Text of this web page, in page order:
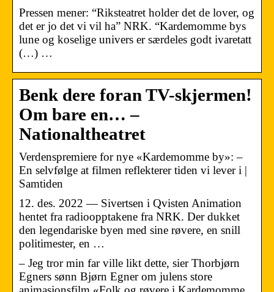
Pressen mener: “Riksteatret holder det de lover, og
det er jo det vi vil ha” NRK. “Kardemomme bys
lune og koselige univers er særdeles godt ivaretatt
(…) …
Benk dere foran TV-skjermen!
Om bare en… –
Nationaltheatret
Verdenspremiere for nye «Kardemomme by»: –
En selvfølge at filmen reflekterer tiden vi lever i |
Samtiden
12. des. 2022 — Sivertsen i Qvisten Animation
hentet fra radioopptakene fra NRK. Der dukket
den legendariske byen med sine røvere, en snill
politimester, en …
– Jeg tror min far ville likt dette, sier Thorbjørn
Egners sønn Bjørn Egner om julens store